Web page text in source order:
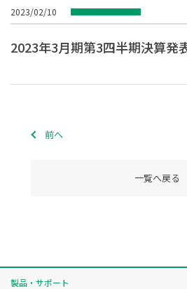
2023/02/10
2023年3月期第3四半期決算発
前へ
一覧へ戻る
製品・サポート